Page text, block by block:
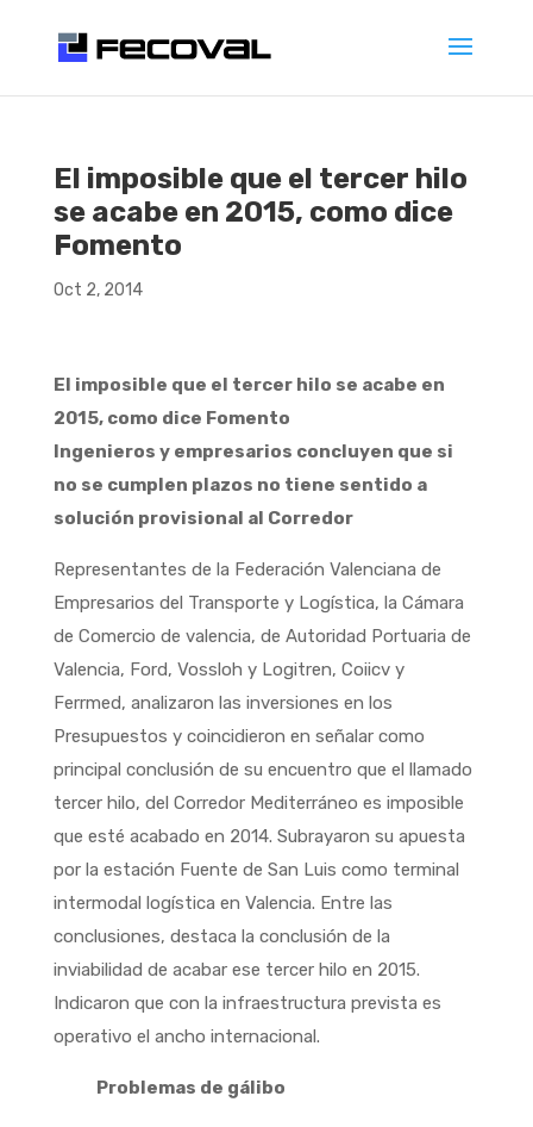
El imposible que el tercer hilo
se acabe en 2015, como dice
Fomento
Oct 2, 2014
El imposible que el tercer hilo se acabe en
2015, como dice Fomento
Ingenieros y empresarios concluyen que si
no se cumplen plazos no tiene sentido a
solución provisional al Corredor
Representantes de la Federación Valenciana de
Empresarios del Transporte y Logística, la Cámara
de Comercio de valencia, de Autoridad Portuaria de
Valencia, Ford, Vossloh y Logitren, Coiicv y
Ferrmed, analizaron las inversiones en los
Presupuestos y coincidieron en señalar como
principal conclusión de su encuentro que el llamado
tercer hilo, del Corredor Mediterráneo es imposible
que esté acabado en 2014. Subrayaron su apuesta
por la estación Fuente de San Luis como terminal
intermodal logística en Valencia. Entre las
conclusiones, destaca la conclusión de la
inviabilidad de acabar ese tercer hilo en 2015.
Indicaron que con la infraestructura prevista es
operativo el ancho internacional.
Problemas de gálibo